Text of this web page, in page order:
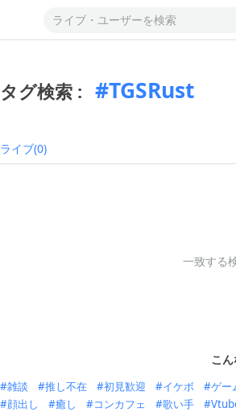
タグ検索 : TGSRust
ライブ(0)
一致する
こ
雑談 推し不在 初見歓迎 イケボ ゲー
顔出し
癒し コンカフェ 歌い手